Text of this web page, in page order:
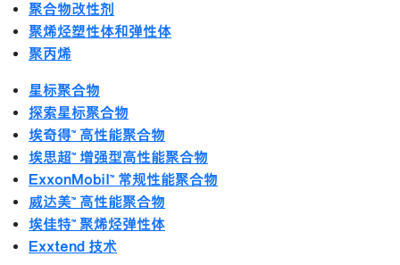
聚合物改性剂
聚烯烃塑性体和弹性体
聚丙烯
星标聚合物
探索星标聚合物
埃奇得™ 高性能聚合物
埃思超™ 增强型高性能聚合物
ExxonMobil™ 常规性能聚合物
威达美™ 高性能聚合物
埃佳特™ 聚烯烃弹性体
Exxtend 技术